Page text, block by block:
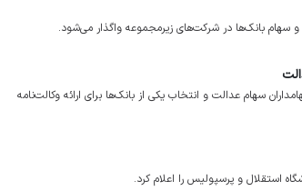
سهام عدالت و انتخاب یکی از بانک‌ها برای ارائه وکالت‌نامه